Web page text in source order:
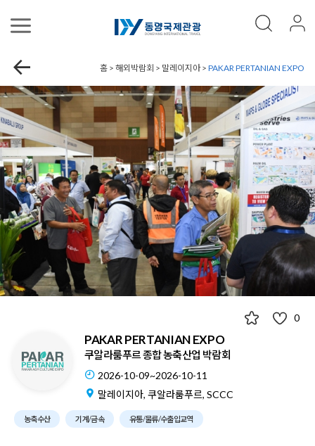
홈 > 해외박람회 > 말레이지아 > PAKAR PERTANIAN EXPO
0
PAKAR PERTANIAN EXPO
쿠알라룸푸르 종합 농축산업 박람회
2026-10-09~2026-10-11
말레이지아, 쿠알라룸푸르, SCCC
농축수산 기계/금속 유통/물류/수출입교역